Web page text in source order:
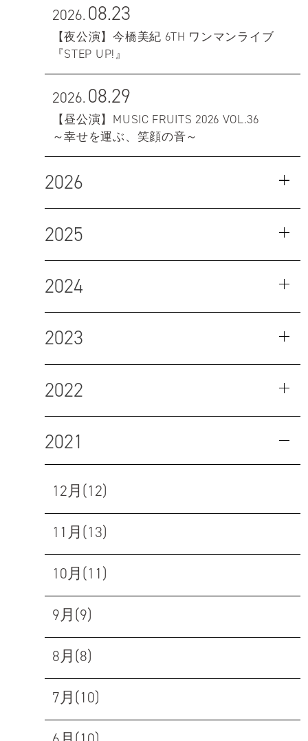
2026.08.23
【夜公演】今橋美紀 6TH ワンマンライブ
『STEP UP!』
2026.08.29
【昼公演】MUSIC FRUITS 2026 VOL.36
～幸せを運ぶ、笑顔の音～
2026
2025
2024
2023
2022
2021
12月(12)
11月(13)
10月(11)
9月(9)
8月(8)
7月(10)